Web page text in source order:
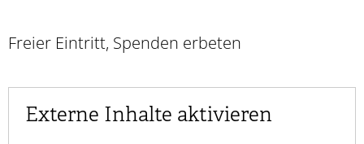
Freier Eintritt, Spenden erbeten
Externe Inhalte aktivieren